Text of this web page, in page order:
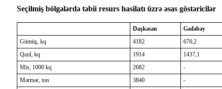
Seçilmiş bölgələrdə təbii resurs hasilatı üzrə əsas göstəricilər
Daşkəsən
Gədəbəy
Gümüş, kq
4182
676,2
Qızıl, kq
1914
1437,1
Mis, 1000 kq
2682
-
Mərmər, ton
3840
-